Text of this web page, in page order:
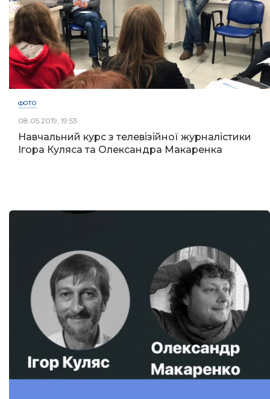
ФОТО
08.05.2019, 19:53
Навчальний курс з телевізійної журналістики
Ігора Куляса та Олександра Макаренка